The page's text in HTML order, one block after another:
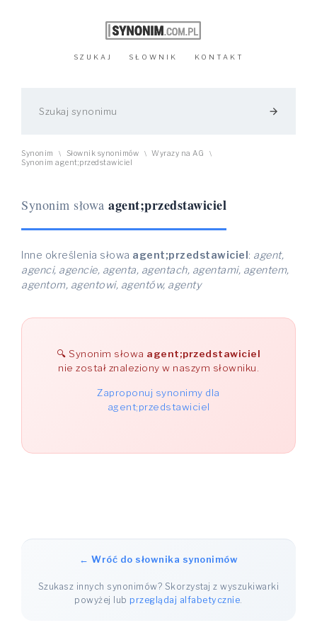
SZUKAJ SŁOWNIK KONTAKT
arrow_forward
Synonim \ Słownik synonimów \ Wyrazy na AG \
Synonim agent;przedstawiciel
Synonim słowa agent;przedstawiciel
Inne określenia słowa agent;przedstawiciel: agent,
agenci, agencie, agenta, agentach, agentami, agentem,
agentom, agentowi, agentów, agenty
Synonim słowa agent;przedstawiciel
nie został znaleziony w naszym słowniku.
Zaproponuj synonimy dla
agent;przedstawiciel
← Wróć do słownika synonimów
Szukasz innych synonimów? Skorzystaj z wyszukiwarki
powyżej lubprzeglądaj alfabetycznie.